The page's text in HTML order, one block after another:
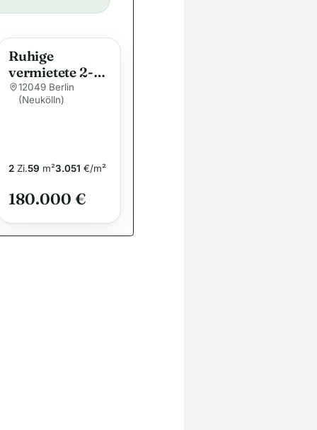
Ruhige
vermietete 2-
Zimmer-
Wohnung im
12049 Berlin
(Neukölln)
2 Zi.59 m²3.051 €/m²
180.000 €